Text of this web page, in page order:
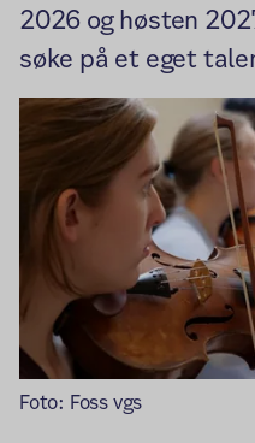
2026 og høsten
søke på et eget
Foto: Foss vgs